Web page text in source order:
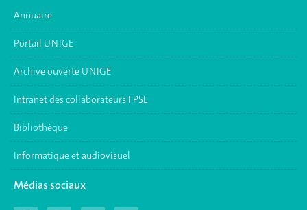
Annuaire
Portail UNIGE
Archive ouverte UNIGE
Intranet des collaborateurs FPSE
Bibliothèque
Informatique et audiovisuel
Médias sociaux